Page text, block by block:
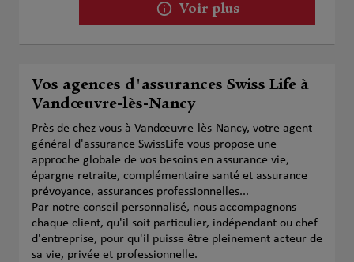
Voir plus
Vos agences d'assurances Swiss Life à
Vandœuvre-lès-Nancy
Près de chez vous à Vandœuvre-lès-Nancy, votre agent
général d'assurance SwissLife vous propose une
approche globale de vos besoins en assurance vie,
épargne retraite, complémentaire santé et assurance
prévoyance, assurances professionnelles...
Par notre conseil personnalisé, nous accompagnons
chaque client, qu'il soit particulier, indépendant ou chef
d'entreprise, pour qu'il puisse être pleinement acteur de
sa vie, privée et professionnelle.